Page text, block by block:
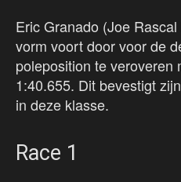
Eric Granado (Joe
vorm voort door voor de
poleposition te veroveren
1:40.655. Dit bevestigt
in deze klasse.
Race 1